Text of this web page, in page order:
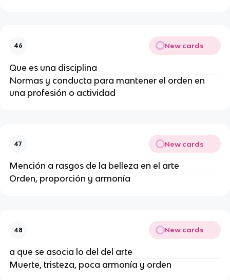
46 New cards
Que es una disciplina
Normas y conducta para mantener el orden en
una profesión o actividad
47 New cards
Mención a rasgos de la belleza en el arte
Orden, proporción y armonía
48 New cards
a que se asocia lo del del arte
Muerte, tristeza, poca armonía y orden